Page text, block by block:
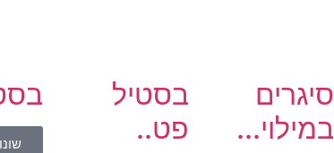
סיגרים
במילוי...
בסטיל
פט..